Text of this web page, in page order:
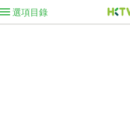
選項目錄